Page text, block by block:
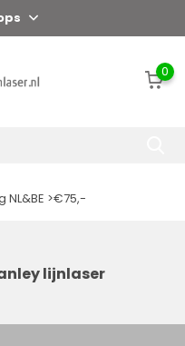
0
>€75,-
lijnlaser